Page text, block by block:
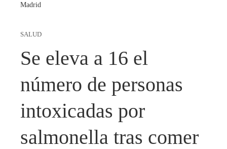
Madrid
SALUD
Se eleva a 16 el
número de personas
intoxicadas por
salmonella tras comer